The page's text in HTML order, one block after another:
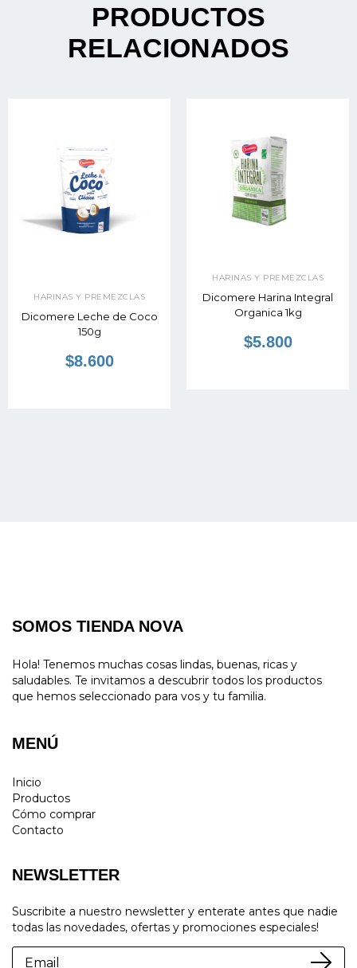
PRODUCTOS
RELACIONADOS
HARINAS Y PREMEZCLAS
Dicomere Leche de Coco
150g
$8.600
HARINAS Y PREMEZCLAS
Dicomere Harina Integral
Organica 1kg
$5.800
SOMOS TIENDA NOVA
Hola! Tenemos muchas cosas lindas, buenas, ricas y
saludables. Te invitamos a descubrir todos los productos
que hemos seleccionado para vos y tu familia.
MENÚ
Inicio
Productos
Cómo comprar
Contacto
NEWSLETTER
Suscribite a nuestro newsletter y enterate antes que nadie
todas las novedades, ofertas y promociones especiales!